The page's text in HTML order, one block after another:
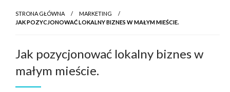
STRONA GŁÓWNA
MARKETING
JAK POZYCJONOWAĆ LOKALNY BIZNES W MAŁYM MIEŚCIE.
Jak pozycjonować lokalny biznes w
małym mieście.